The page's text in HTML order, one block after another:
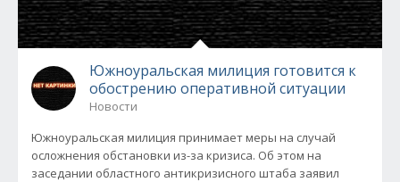
Южноуральская милиция готовится к
обострению оперативной ситуации
Новости
Южноуральская милиция принимает меры на случай
осложнения обстановки из-за кризиса. Об этом на
заседании областного антикризисного штаба заявил